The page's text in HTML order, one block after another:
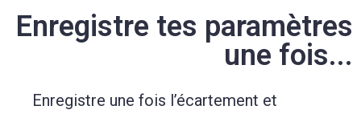
Enregistre tes paramètres
une fois...
Enregistre une fois l’écartement et